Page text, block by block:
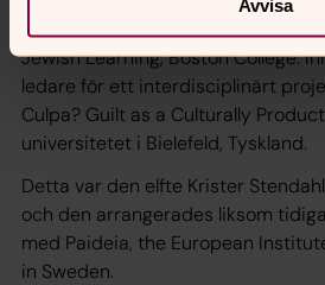
Avvisa
in Christian-Jewish Relations vid
Jewish Learning, Boston College.
ledare för ett interdisciplinärt
Culpa? Guilt as a Culturally
universitetet i Bielefeld, Tyskland.
Detta var den elfte Krister
och den arrangerades liksom
med Paideia, the European
in Sweden.